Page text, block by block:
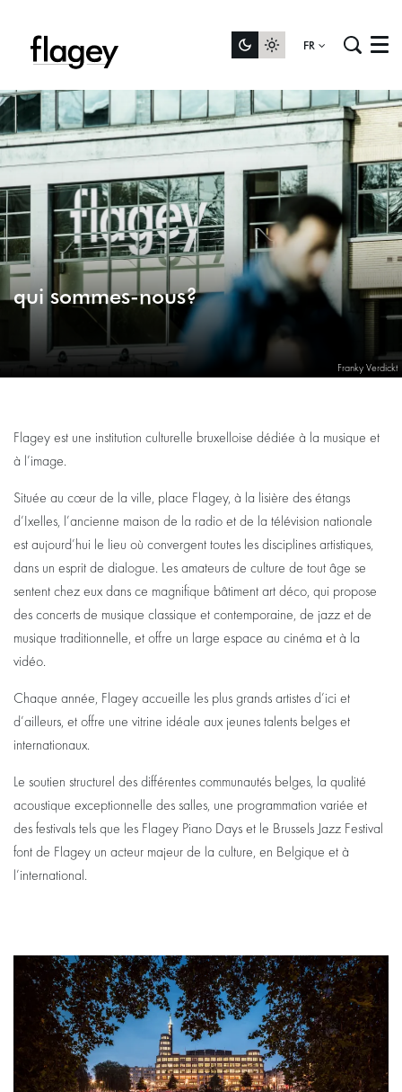
FR Menu
Franky Verdickt
qui sommes-nous?
Flagey est une institution culturelle bruxelloise dédiée à la musique et
à l’image.
Située au cœur de la ville, place Flagey, à la lisière des étangs
d’Ixelles, l’ancienne maison de la radio et de la télévision nationale
est aujourd’hui le lieu où convergent toutes les disciplines artistiques,
dans un esprit de dialogue. Les amateurs de culture de tout âge se
sentent chez eux dans ce magnifique bâtiment art déco, qui propose
des concerts de musique classique et contemporaine, de jazz et de
musique traditionnelle, et offre un large espace au cinéma et à la
vidéo.
Chaque année, Flagey accueille les plus grands artistes d’ici et
d’ailleurs, et offre une vitrine idéale aux jeunes talents belges et
internationaux.
Le soutien structurel des différentes communautés belges, la qualité
acoustique exceptionnelle des salles, une programmation variée et
des festivals tels que les Flagey Piano Days et le Brussels Jazz Festival
font de Flagey un acteur majeur de la culture, en Belgique et à
l’international.